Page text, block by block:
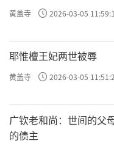
黄盖寺 2026-03-05
耶惟檀王妃两世被辱
黄盖寺 2026-03-05
广钦老和尚：世间的父
的债主